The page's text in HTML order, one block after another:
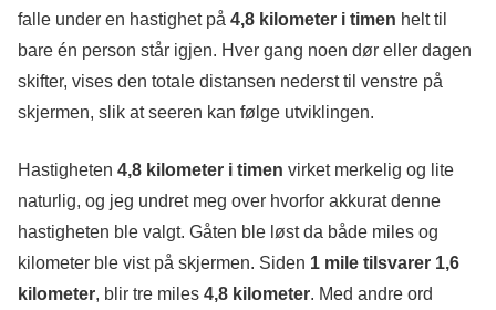
falle under en hastighet på 4,8 kilometer i timen helt til
bare én person står igjen. Hver gang noen dør eller dagen
skifter, vises den totale distansen nederst til venstre på
skjermen, slik at seeren kan følge utviklingen.
Hastigheten 4,8 kilometer i timen virket merkelig og lite
naturlig, og jeg undret meg over hvorfor akkurat denne
hastigheten ble valgt. Gåten ble løst da både miles og
kilometer ble vist på skjermen. Siden 1 mile tilsvarer 1,6
kilometer, blir tre miles 4,8 kilometer. Med andre ord